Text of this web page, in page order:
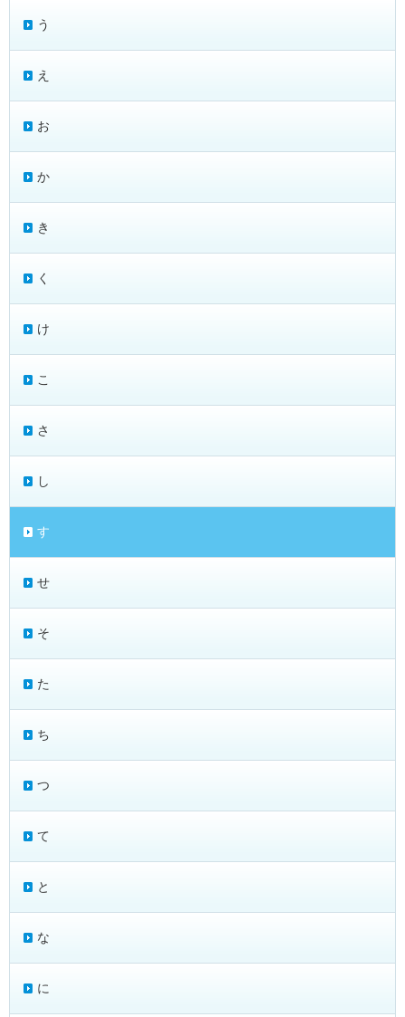
う
え
お
か
き
く
け
こ
さ
し
す
せ
そ
た
ち
つ
て
と
な
に